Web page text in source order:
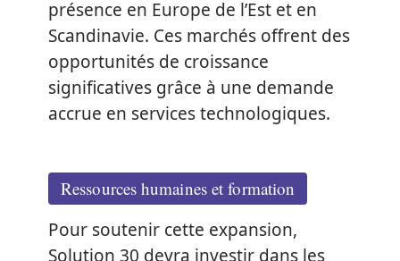
présence en Europe de l’Est et en
Scandinavie. Ces marchés offrent des
opportunités de croissance
significatives grâce à une demande
accrue en services technologiques.
Ressources humaines et formation
Pour soutenir cette expansion,
Solution 30 devra investir dans les